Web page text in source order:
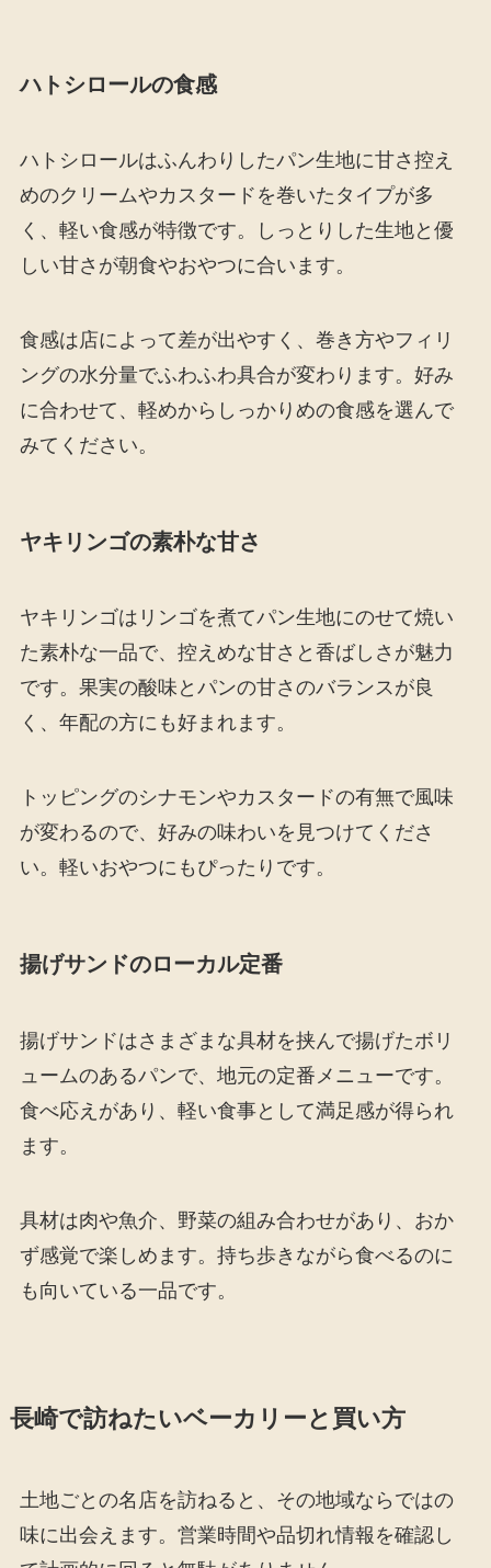
ハトシロールの食感
ハトシロールはふんわりしたパン生地に甘さ控え
めのクリームやカスタードを巻いたタイプが多
く、軽い食感が特徴です。しっとりした生地と優
しい甘さが朝食やおやつに合います。
食感は店によって差が出やすく、巻き方やフィリ
ングの水分量でふわふわ具合が変わります。好み
に合わせて、軽めからしっかりめの食感を選んで
みてください。
ヤキリンゴの素朴な甘さ
ヤキリンゴはリンゴを煮てパン生地にのせて焼い
た素朴な一品で、控えめな甘さと香ばしさが魅力
です。果実の酸味とパンの甘さのバランスが良
く、年配の方にも好まれます。
トッピングのシナモンやカスタードの有無で風味
が変わるので、好みの味わいを見つけてくださ
い。軽いおやつにもぴったりです。
揚げサンドのローカル定番
揚げサンドはさまざまな具材を挟んで揚げたボリ
ュームのあるパンで、地元の定番メニューです。
食べ応えがあり、軽い食事として満足感が得られ
ます。
具材は肉や魚介、野菜の組み合わせがあり、おか
ず感覚で楽しめます。持ち歩きながら食べるのに
も向いている一品です。
長崎で訪ねたいベーカリーと買い方
土地ごとの名店を訪ねると、その地域ならではの
味に出会えます。営業時間や品切れ情報を確認し